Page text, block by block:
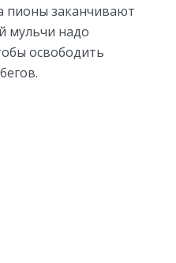
пионы заканчивают
мульчи надо
освободить